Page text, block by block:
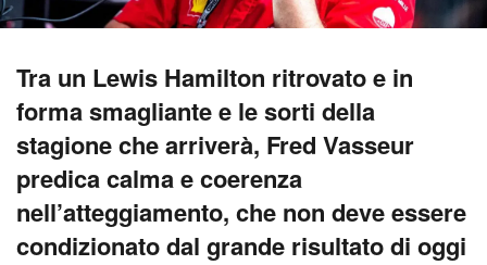
Tra un Lewis Hamilton ritrovato e in
forma smagliante e le sorti della
stagione che arriverà, Fred Vasseur
predica calma e coerenza
nell’atteggiamento, che non deve essere
condizionato dal grande risultato di oggi